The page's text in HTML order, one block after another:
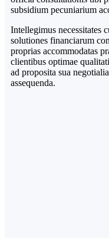
subsidium pecuniarium
Intellegimus necessitates
solutiones financiarum
proprias accommodatas
clientibus optimae
ad proposita sua
assequenda.